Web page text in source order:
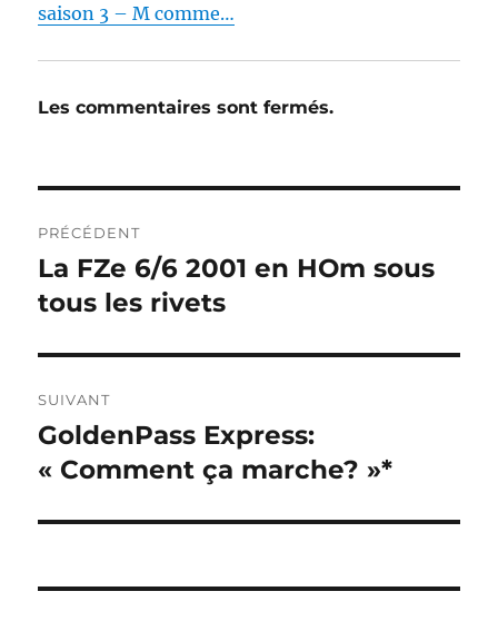
saison 3 – M comme…
Les commentaires sont fermés.
de
l’article
PRÉCÉDENT
Publication
précédente :
La FZe 6/6 2001 en HOm sous
tous les rivets
SUIVANT
Publication
suivante :
GoldenPass Express:
« Comment ça marche? »*